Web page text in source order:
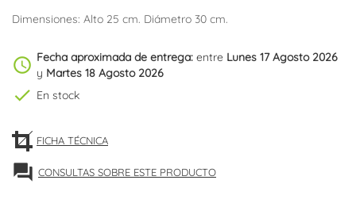
Dimensiones: Alto 25 cm. Diámetro 30 cm.
schedule Fecha aproximada de entrega: entre Lunes 17 Agosto 2026
y Martes 18 Agosto 2026
check En stock
FICHA TÉCNICA
forum CONSULTAS SOBRE ESTE PRODUCTO